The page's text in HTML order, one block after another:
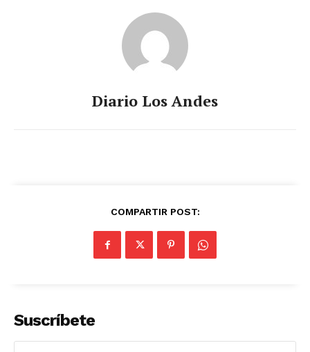
Diario Los Andes
COMPARTIR POST:
Suscríbete